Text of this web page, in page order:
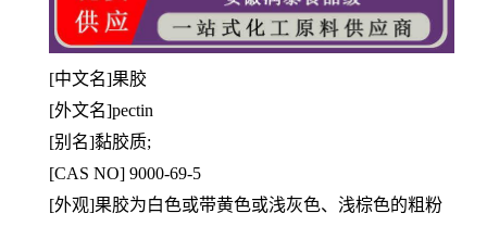
[中文名]果胶
[外文名]pectin
[别名]黏胶质;
[CAS NO] 9000-69-5
[外观]果胶为白色或带黄色或浅灰色、浅棕色的粗粉